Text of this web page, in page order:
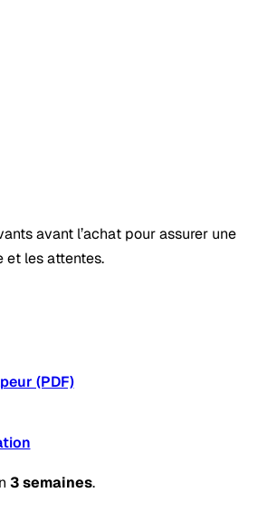
avant l’achat pour assurer une
et les attentes.
(PDF)
3 semaines.